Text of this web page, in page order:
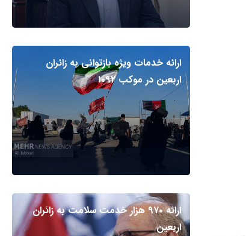
ارائه خدمات ویژه بازتوانی به زائران
اربعین در موکب ۱۰۹۲
ارائه ۹۷۰ هزار خدمت سلامت به زائران
اربعین